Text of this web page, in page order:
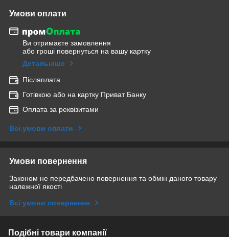
Умови оплати
Ви отримаєте замовлення
або гроші повернуться на вашу картку
Детальніше
Післяплата
Готівкою або на картку Приват Банку
Оплата за реквізитами
Всі умови оплати
Умови повернення
Законом не передбачено повернення та обмін даного товару
належної якості
Всі умови повернення
Подібні товари компанії